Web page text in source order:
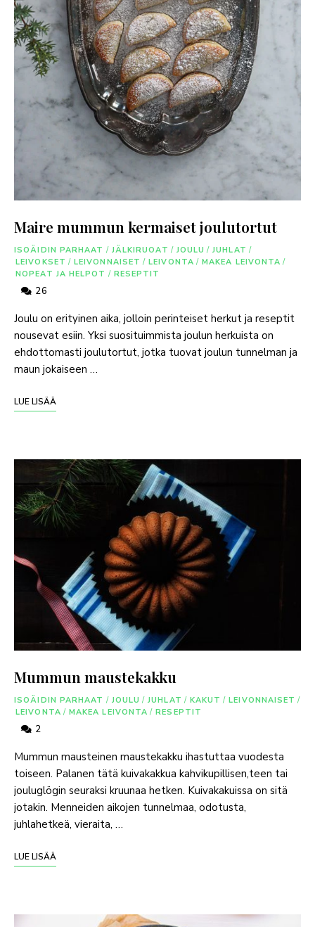
Maire mummun kermaiset joulutortut
ISOÄIDIN PARHAAT / JÄLKIRUOAT / JOULU / JUHLAT /
LEIVOKSET / LEIVONNAISET / LEIVONTA / MAKEA LEIVONTA /
NOPEAT JA HELPOT / RESEPTIT
26
Joulu on erityinen aika, jolloin perinteiset herkut ja reseptit
nousevat esiin. Yksi suosituimmista joulun herkuista on
ehdottomasti joulutortut, jotka tuovat joulun tunnelman ja
maun jokaiseen …
LUE LISÄÄ
Mummun maustekakku
ISOÄIDIN PARHAAT / JOULU / JUHLAT / KAKUT / LEIVONNAISET /
LEIVONTA / MAKEA LEIVONTA / RESEPTIT
2
Mummun mausteinen maustekakku ihastuttaa vuodesta
toiseen. Palanen tätä kuivakakkua kahvikupillisen,teen tai
jouluglögin seuraksi kruunaa hetken. Kuivakakuissa on sitä
jotakin. Menneiden aikojen tunnelmaa, odotusta,
juhlahetkeä, vieraita, …
LUE LISÄÄ